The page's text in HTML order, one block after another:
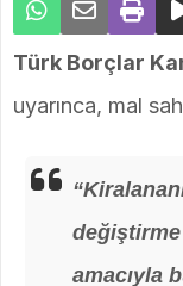
Türk Borçlar
uyarınca, mal
amacıyla